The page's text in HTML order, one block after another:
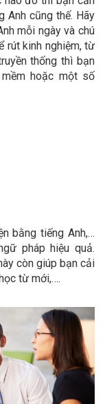
Anh cũng thế. Hãy
mỗi ngày và chú
rút kinh nghiệm, từ
thống thì bạn
hoặc một số
bằng tiếng Anh,…
pháp hiệu quả.
còn giúp bạn cải
từ mới,….